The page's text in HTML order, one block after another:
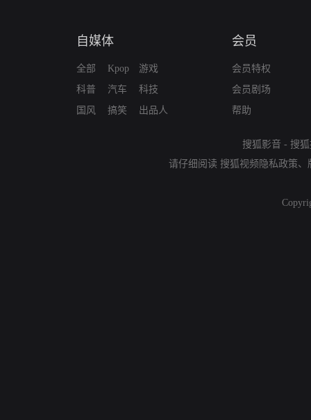
自媒体
全部
科普
国风
Kpop
汽车
搞笑
游戏
科技
出品人
会员
会员特权
会员剧场
帮助
搜狐影音 - 搜
请仔细阅读 搜狐视频隐私政策、